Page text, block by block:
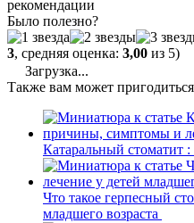
рекомендации
Было полезно?
3, средняя оценка: 3,00 из 5)
Загрузка...
Также вам может
Катаральный стоматит
Что такое герпесный
младшего возраста